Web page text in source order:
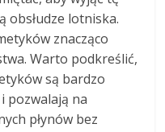
obsłudze lotniska.
znacząco
Warto podkreślić,
są bardzo
pozwalają na
płynów bez